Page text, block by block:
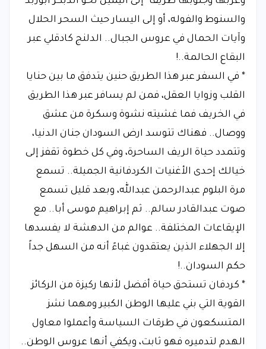
والسنوط والفوله، أو إلى اليسار حيث السحر الحلال
وآيات الحمال في عروس الجبال.. الدلنج كادقلي عبر
البقاع الحالمة..!
* في السفر عبر هذا الطريق حنين يتدفق ما بين حنايا
القلب وزوايا العقل، فمن لم يسافر عبر هذا الطريق
في الخريف فما غشيته نشوة وسكرة من عشق
ووصال.. فهناك تتوسد ارض السودان جنان الدنيا،
وتتمدد حياة الريف الساحرة، وفي كل خطوة تقفز إلى
خيالك إحدى الأغنيات الكردفانية الجميلة.. تسمع
مرة البلوم عبدالرحمن عبدالله، وبعد قليل تسمع
صوت عبدالقادر سالم.. ثم إبراهيم موسى أبا.. مع
الإيقاعات المختلفة.. عوالم من الدهشة لا يفسدها
إلا الجهلاء الذين يعتقدون غباءً أنه من السهل جداً
حكم السودان..!
* كردفان تستحق حياة أفضل لأنها ركيزة من الركائز
القوية التي بني عليها الوطن الكبير ومهما نشز
المتسكعون في طرقات السياسة وأعملوا معاول
الهدم لتدميره فهو ثابت، ويكفي أنها عروس الوطن..